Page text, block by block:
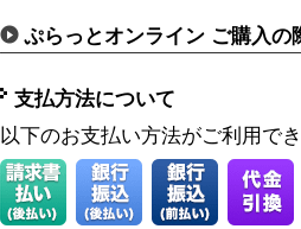
ぷらっとオンライン ご購入の
支払方法について
以下のお支払い方法がご利用で